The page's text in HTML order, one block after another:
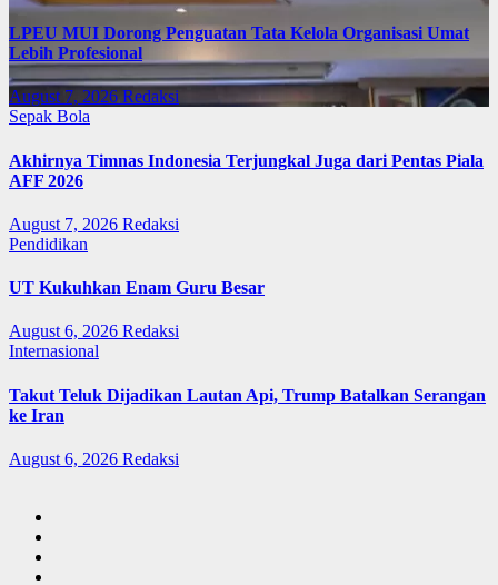
LPEU MUI Dorong Penguatan Tata Kelola Organisasi Umat
Lebih Profesional
August 7, 2026 Redaksi
Sepak Bola
Akhirnya Timnas Indonesia Terjungkal Juga dari Pentas Piala
AFF 2026
August 7, 2026 Redaksi
Pendidikan
UT Kukuhkan Enam Guru Besar
August 6, 2026 Redaksi
Internasional
Takut Teluk Dijadikan Lautan Api, Trump Batalkan Serangan
ke Iran
August 6, 2026 Redaksi